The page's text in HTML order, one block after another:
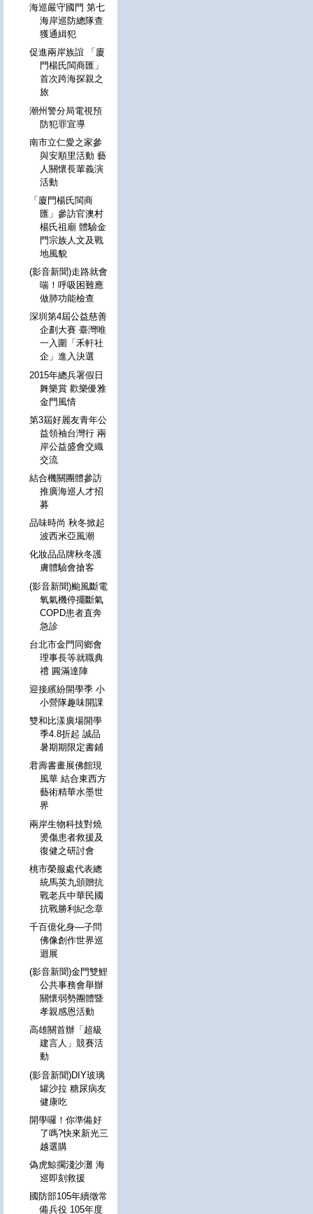
海巡嚴守國門 第七
海岸巡防總隊查
獲通緝犯
促進兩岸族誼 「廈
門楊氏閩商匯」
首次跨海探親之
旅
潮州警分局電視預
防犯罪宣導
南市立仁愛之家參
與安順里活動 藝
人關懷長輩義演
活動
「廈門楊氏閩商
匯」參訪官澳村
楊氏祖廟 體驗金
門宗族人文及戰
地風貌
(影音新聞)走路就會
喘！呼吸困難應
做肺功能檢查
深圳第4屆公益慈善
企劃大賽 臺灣唯
一入圍「禾軒社
企」進入決選
2015年總兵署假日
舞樂賞 歡樂優雅
金門風情
第3屆好麗友青年公
益領袖台灣行 兩
岸公益盛會交織
交流
結合機關團體參訪
推廣海巡人才招
募
品味時尚 秋冬掀起
波西米亞風潮
化妝品品牌秋冬護
膚體驗會搶客
(影音新聞)颱風斷電
氧氣機停擺斷氣
COPD患者直奔
急診
台北市金門同鄉會
理事長等就職典
禮 圓滿達陣
迎接繽紛開學季 小
小營隊趣味開課
雙和比漾廣場開學
季4.8折起 誠品
暑期期限定書鋪
君壽書畫展佛館現
風華 結合東西方
藝術精華水墨世
界
兩岸生物科技對燒
燙傷患者救援及
復健之研討會
桃市榮服處代表總
統馬英九頒贈抗
戰老兵中華民國
抗戰勝利紀念章
千百億化身—子問
佛像創作世界巡
迴展
(影音新聞)金門雙鯉
公共事務會舉辦
關懷弱勢團體暨
孝親感恩活動
高雄關首辦「超級
建言人」競賽活
動
(影音新聞)DIY玻璃
罐沙拉 糖尿病友
健康吃
開學囉！你準備好
了嗎?快來新光三
越選購
偽虎鯨擱淺沙灘 海
巡即刻救援
國防部105年續徵常
備兵役 105年度